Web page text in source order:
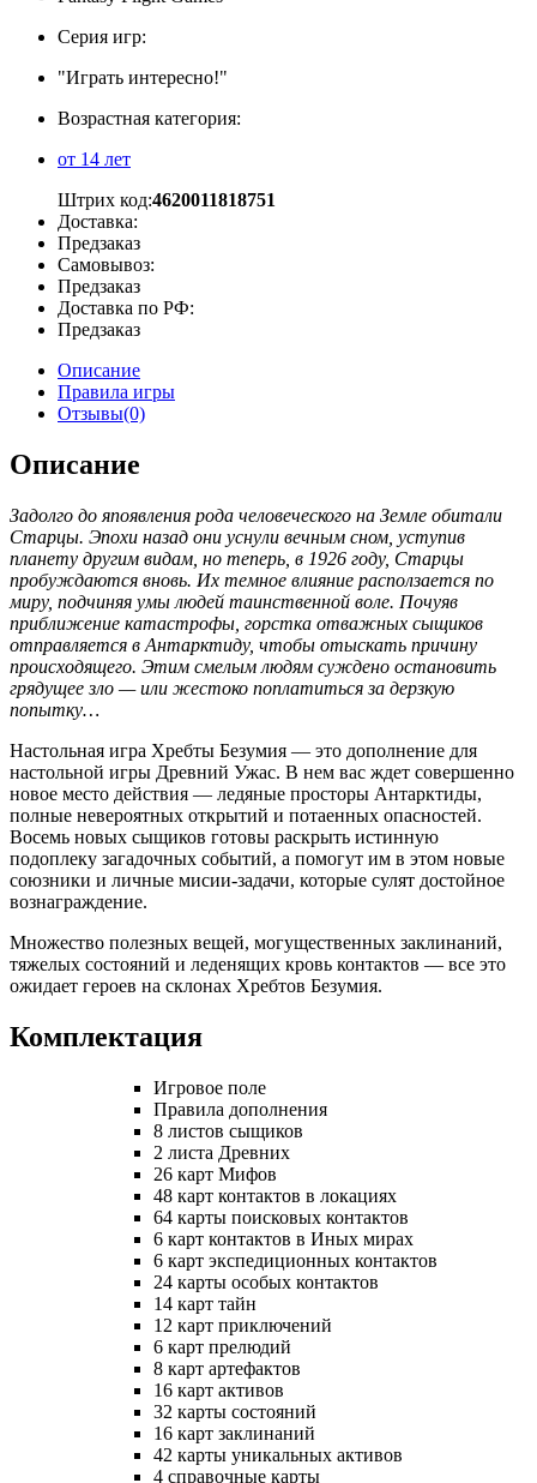
Серия игр:
"Играть интересно!"
Возрастная категория:
от 14 лет
Штрих код:4620011818751
Доставка:
Предзаказ
Самовывоз:
Предзаказ
Доставка по РФ:
Предзаказ
Описание
Правила игры
Отзывы(0)
Описание
Задолго до япоявления рода человеческого на Земле обитали
Старцы. Эпохи назад они уснули вечным сном, уступив
планету другим видам, но теперь, в 1926 году, Старцы
пробуждаются вновь. Их темное влияние расползается по
миру, подчиняя умы людей таинственной воле. Почуяв
приближение катастрофы, горстка отважных сыщиков
отправляется в Антарктиду, чтобы отыскать причину
происходящего. Этим смелым людям суждено остановить
грядущее зло — или жестоко поплатиться за дерзкую
попытку…
Настольная игра Хребты Безумия — это дополнение для
настольной игры Древний Ужас. В нем вас ждет совершенно
новое место действия — ледяные просторы Антарктиды,
полные невероятных открытий и потаенных опасностей.
Восемь новых сыщиков готовы раскрыть истинную
подоплеку загадочных событий, а помогут им в этом новые
союзники и личные мисии-задачи, которые сулят достойное
вознаграждение.
Множество полезных вещей, могущественных заклинаний,
тяжелых состояний и леденящих кровь контактов — все это
ожидает героев на склонах Хребтов Безумия.
Комплектация
Игровое поле
Правила дополнения
8 листов сыщиков
2 листа Древних
26 карт Мифов
48 карт контактов в локациях
64 карты поисковых контактов
6 карт контактов в Иных мирах
6 карт экспедиционных контактов
24 карты особых контактов
14 карт тайн
12 карт приключений
6 карт прелюдий
8 карт артефактов
16 карт активов
32 карты состояний
16 карт заклинаний
42 карты уникальных активов
4 справочные карты